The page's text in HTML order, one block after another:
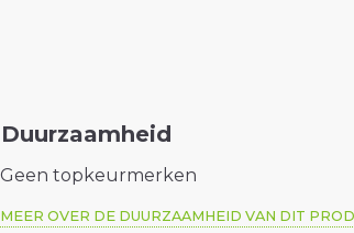
Duurzaamheid
Geen topkeurmerken
MEER OVER DE DUURZAAMHEID VAN DIT